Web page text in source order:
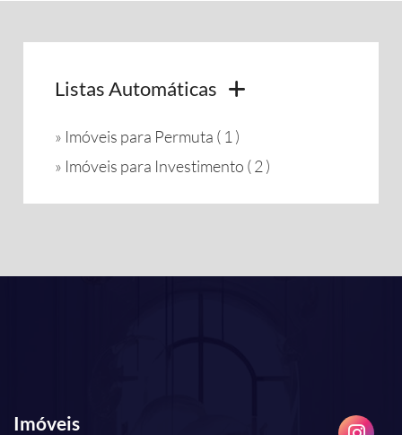
Listas Automáticas
» Imóveis para Permuta ( 1 )
» Imóveis para Investimento ( 2 )
Imóveis